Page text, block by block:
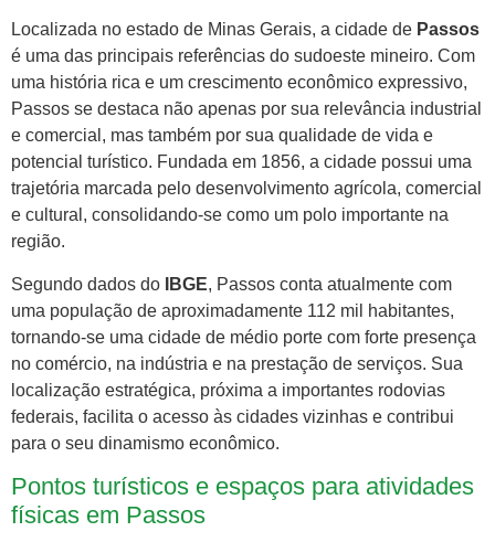
Localizada no estado de Minas Gerais, a cidade de Passos
é uma das principais referências do sudoeste mineiro. Com
uma história rica e um crescimento econômico expressivo,
Passos se destaca não apenas por sua relevância industrial
e comercial, mas também por sua qualidade de vida e
potencial turístico. Fundada em 1856, a cidade possui uma
trajetória marcada pelo desenvolvimento agrícola, comercial
e cultural, consolidando-se como um polo importante na
região.
Segundo dados do IBGE, Passos conta atualmente com
uma população de aproximadamente 112 mil habitantes,
tornando-se uma cidade de médio porte com forte presença
no comércio, na indústria e na prestação de serviços. Sua
localização estratégica, próxima a importantes rodovias
federais, facilita o acesso às cidades vizinhas e contribui
para o seu dinamismo econômico.
Pontos turísticos e espaços para atividades
físicas em Passos